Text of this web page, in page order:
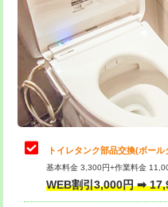
トイレタンク部品交換(ボール
基本料金 3,300円+作業料金
WEB割引3,000円 ➡